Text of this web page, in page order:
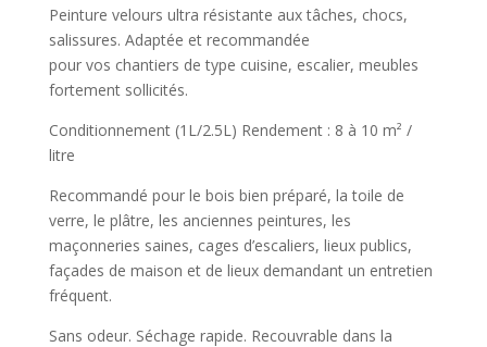
34.90 €
à
85.90 €
Peinture velours ultra résistante aux tâches, chocs,
salissures. Adaptée et recommandée
pour vos chantiers de type cuisine, escalier, meubles
fortement sollicités.
Conditionnement (1L/2.5L) Rendement : 8 à 10 m² /
litre
Recommandé pour le bois bien préparé, la toile de
verre, le plâtre, les anciennes peintures, les
maçonneries saines, cages d’escaliers, lieux publics,
façades de maison et de lieux demandant un entretien
fréquent.
Sans odeur. Séchage rapide. Recouvrable dans la